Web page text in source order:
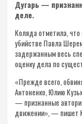
Дугарь —
деле.
Коляда отметила,
убийстве Павла
задержанным весь
оценку дела по
«Прежде всего,
Антоненко, Юлию
— признанные
движении», — пишет